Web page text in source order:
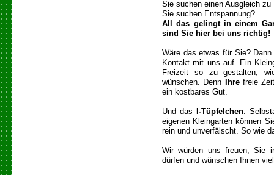
Sie suchen einen Ausgleich zu
Sie suchen Entspannung?
All das gelingt in einem
sind Sie hier bei uns richtig!
Wäre das etwas für Sie?
Kontakt mit uns auf. Ein
Freizeit so zu gestalten,
wünschen. Denn
Ihrefreie
ein kostbares Gut.
Und das I-Tüpfelchen:
eigenen Kleingarten können
rein und unverfälscht. So wie
Wir würden uns freuen, Sie
dürfen und wünschen Ihnen